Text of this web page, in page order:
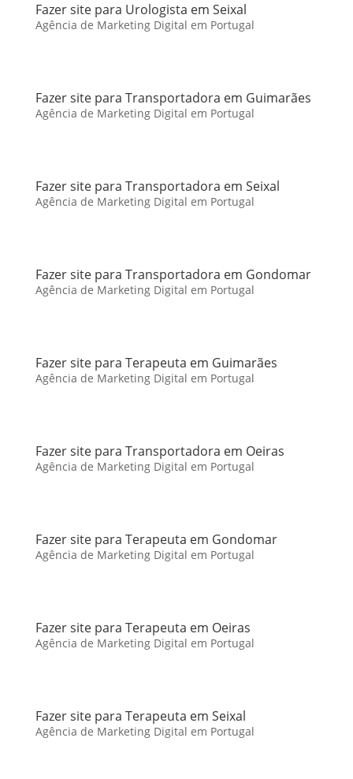
Fazer site para Urologista em Seixal
Agência de Marketing Digital em Portugal
Fazer site para Transportadora em Guimarães
Agência de Marketing Digital em Portugal
Fazer site para Transportadora em Seixal
Agência de Marketing Digital em Portugal
Fazer site para Transportadora em Gondomar
Agência de Marketing Digital em Portugal
Fazer site para Terapeuta em Guimarães
Agência de Marketing Digital em Portugal
Fazer site para Transportadora em Oeiras
Agência de Marketing Digital em Portugal
Fazer site para Terapeuta em Gondomar
Agência de Marketing Digital em Portugal
Fazer site para Terapeuta em Oeiras
Agência de Marketing Digital em Portugal
Fazer site para Terapeuta em Seixal
Agência de Marketing Digital em Portugal